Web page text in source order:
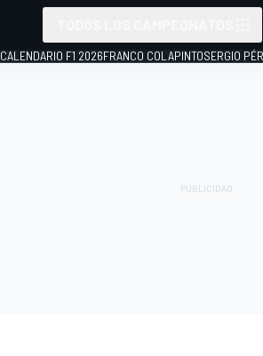
CALENDARIO F1 2026FRANCO COLAPINTOSERGIO